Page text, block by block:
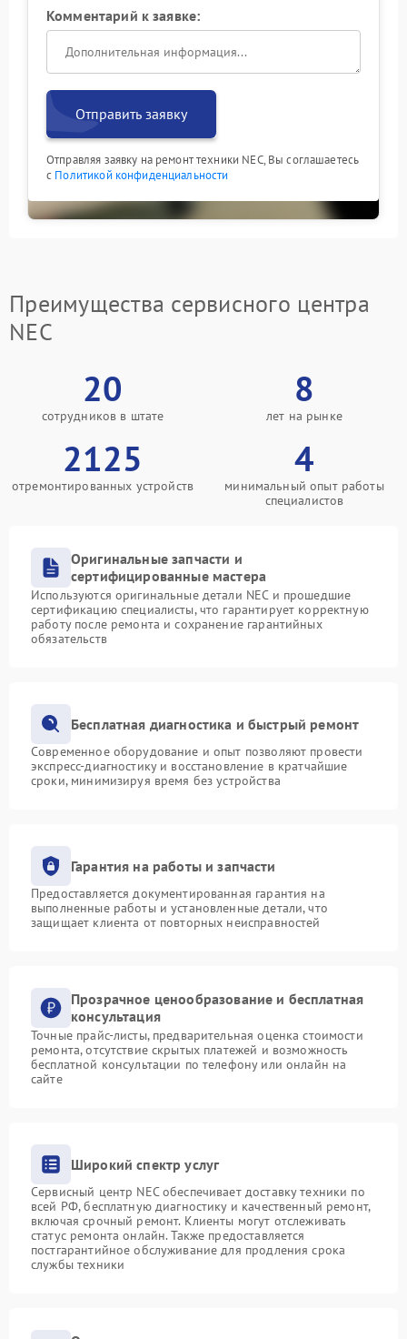
Комментарий к заявке:
Отправить заявку
Отправляя заявку на ремонт техники NEC, Вы соглашаетесь
с Политикой конфиденциальности
Преимущества сервисного центра
NEC
20
сотрудников в штате
8
лет на рынке
2125
отремонтированных устройств
4
минимальный опыт работы
специалистов
Оригинальные запчасти и
сертифицированные мастера
Используются оригинальные детали NEC и прошедшие
сертификацию специалисты, что гарантирует корректную
работу после ремонта и сохранение гарантийных
обязательств
Бесплатная диагностика и быстрый ремонт
Современное оборудование и опыт позволяют провести
экспресс-диагностику и восстановление в кратчайшие
сроки, минимизируя время без устройства
Гарантия на работы и запчасти
Предоставляется документированная гарантия на
выполненные работы и установленные детали, что
защищает клиента от повторных неисправностей
Прозрачное ценообразование и бесплатная
консультация
Точные прайс-листы, предварительная оценка стоимости
ремонта, отсутствие скрытых платежей и возможность
бесплатной консультации по телефону или онлайн на
сайте
Широкий спектр услуг
Сервисный центр NEC обеспечивает доставку техники по
всей РФ, бесплатную диагностику и качественный ремонт,
включая срочный ремонт. Клиенты могут отслеживать
статус ремонта онлайн. Также предоставляется
постгарантийное обслуживание для продления срока
службы техники